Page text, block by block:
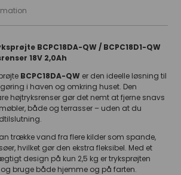
BCPC18DA-QW / BCPC18D1-QW
18V 2,0Ah
BCPC18DA-QW er den ideelle løsning til
i haven og omkring huset. Den
højtryksrenser gør det nemt at fjerne snavs
både og terrasser – uden at du
trække vand fra flere kilder som spande,
hvilket gør den ekstra fleksibel. Med et
design på kun 2,5 kg er tryksprøjten
bruge både hjemme og på farten.